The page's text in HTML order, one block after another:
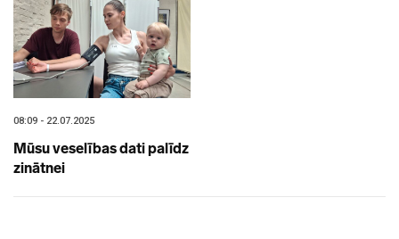
08:09 - 22.07.2025
Mūsu veselības dati palīdz
zinātnei